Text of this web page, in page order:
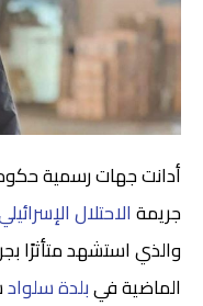
أدانت جهات رسمية
جريمةالاحتلال
والذي استشهد متأثرًا
الماضية فيبلدة سلواد